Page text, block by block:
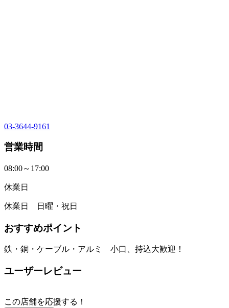
03-3644-9161
営業時間
08:00～17:00
休業日
休業日 日曜・祝日
おすすめポイント
鉄・銅・ケーブル・アルミ 小口、持込大歓迎！
ユーザーレビュー
この店舗を応援する！